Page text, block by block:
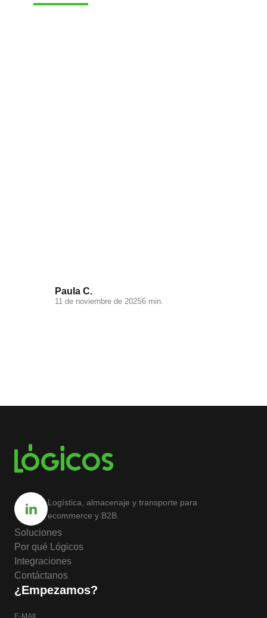
Paula C.
11 de noviembre de 20256 min.
Logística, almacenaje y transporte para
ecommerce y B2B.
Soluciones
Por qué Lógicos
Integraciones
Contáctanos
¿Empezamos?
E-MAIL